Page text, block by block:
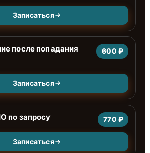
Записаться
после попадания
600 ₽
Записаться
по запросу 770 ₽
Записаться